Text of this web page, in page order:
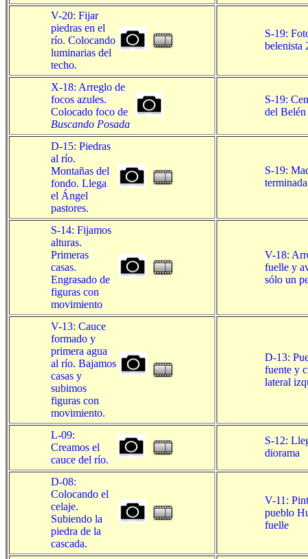
V-20: Fijar
piedras en el
río. Colocando
luminarias del
techo.
S-19:
belenista
X-18: Arreglo de
focos azules.
Colocado foco de
Buscando Posada
S-19:
del Belén
D-15: Piedras
al río.
Montañas del
fondo. Llega
el Ángel
pastores.
S-19:
terminada
S-14: Fijamos
alturas.
Primeras
casas.
Engrasado de
figuras con
movimiento
V-18:
fuelle y
sólo un
V-13: Cauce
formado y
primera agua
al río. Bajamos
casas y
subimos
figuras con
movimiento.
D-13:
fuente y
lateral
L-09:
Creamos el
cauce del río.
S-12:
diorama
D-08:
Colocando el
celaje.
Subiendo la
piedra de la
cascada.
V-11:
pueblo
fuelle